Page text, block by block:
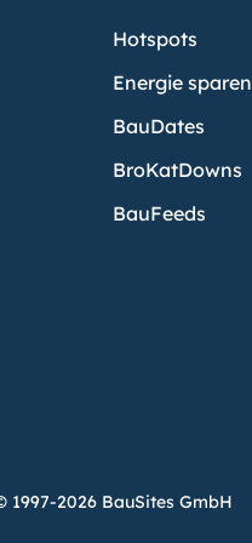
Hotspots
Energie sparen
BauDates
BroKatDowns
BauFeeds
1997-2026 BauSites GmbH